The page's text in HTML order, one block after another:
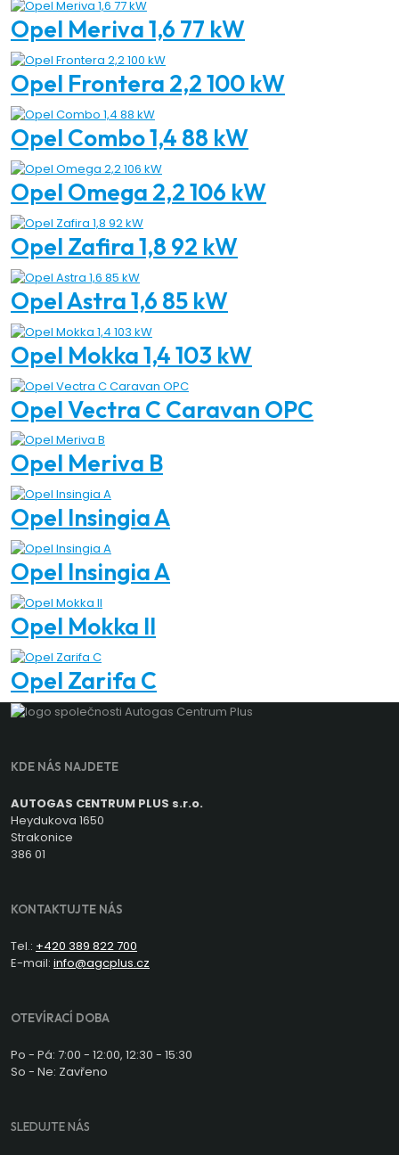
Opel Meriva 1,6 77 kW
Opel Frontera 2,2 100 kW
Opel Combo 1,4 88 kW
Opel Omega 2,2 106 kW
Opel Zafira 1,8 92 kW
Opel Astra 1,6 85 kW
Opel Mokka 1,4 103 kW
Opel Vectra C Caravan OPC
Opel Meriva B
Opel Insingia A
Opel Insingia A
Opel Mokka II
Opel Zarifa C
KDE NÁS NAJDETE
AUTOGAS CENTRUM PLUS s.r.o.
Heydukova 1650
Strakonice
386 01
KONTAKTUJTE NÁS
Tel.: +420 389 822 700
E-mail: info@agcplus.cz
OTEVÍRACÍ DOBA
Po - Pá: 7:00 - 12:00, 12:30 - 15:30
So - Ne: Zavřeno
SLEDUJTE NÁS